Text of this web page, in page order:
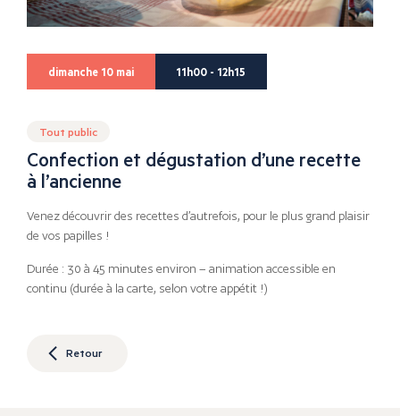
dimanche 10 mai 11h00 - 12h15
Tout public
Confection et dégustation d’une recette
à l’ancienne
Venez découvrir des recettes d’autrefois, pour le plus grand plaisir
de vos papilles !
Durée : 30 à 45 minutes environ – animation accessible en
continu (durée à la carte, selon votre appétit !)
Retour